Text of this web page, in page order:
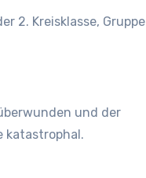
2. Kreisklasse, Gruppe
und der
katastrophal.